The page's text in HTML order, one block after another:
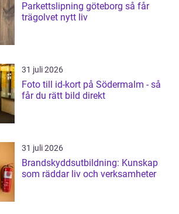
Parkettslipning göteborg så får
trägolvet nytt liv
31 juli 2026
Foto till id-kort på Södermalm - så
får du rätt bild direkt
31 juli 2026
Brandskyddsutbildning: Kunskap
som räddar liv och verksamheter